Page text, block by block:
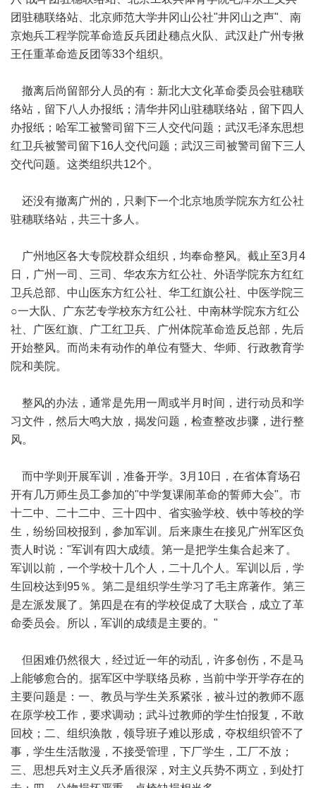
团驻穗联络站、北京师范大学井冈山公社"井冈山之声"、南
京炮兵工程学院革命造反兵团赴穗点火队、武汉赴广州专揪
王任重革命造反团等33个组织。
撤离后尚留部分人员的有：新北大文化革命委员会驻穗联
络站，留下八人办报纸；清华井冈山驻穗联络站，留下四人
办报纸；哈军工被警司留下三人交代问题；武汉毛泽东思想
红卫兵被警司留下16人交代问题；武汉三司被警司留下三人
交代问题。这类组织共12个。
还没有撤离广州的，只剩下一个北京地质学院东方红公社
驻穗联络站，共三十多人。
广州地区各大专院校群众组织，均奉命整风。截止至3月4
日，广州一司、三司、华农东方红公社、外语学院东方红红
卫兵总部、中山医东方红公社、华工红旗公社、中医学院三
○一大队、广东艺专学校东方红公社、中南林学院东方红公
社、广医红旗、广工红卫兵、广州体院革命造反总部，先后
开始整风。而尚未有动作的单位有暨大、华师、行政教育学
院和美院。
整风的办法，通常是先用一周或半月时间，进行动员和学
习文件，然后大鸣大放，揭发问题，检查整改步骤，进行整
风。
而中学则开展军训，准备开学。3月10日，在省体育场召
开有几万师生员工参加的"中学复课闹革命的誓师大会"。市
十二中、二十二中、三十四中、省实验学校、铁中等校的学
生，纷纷回校报到，参加军训。后来康生在接见广州军区负
责人时说："军训有四大成绩。第一是把学生集合起来了。
军训以前，一个学校十几个人，二十几个人。军训以后，学
生回校达到95％。第二是组织学生学习了毛主席著作。第三
是左派发展了。第四是在有的学校促成了大联合，成立了革
命委员会。所以，军训的成绩是主要的。"
但困难仍然很大，经过近一年的动乱，许多创伤，不是马
上能够愈合的。据军区中学联络员称，当前中学开学存在的
主要问题是：一、教员与学生关系紧张，被斗过的教师不愿
在原学校工作，要求调动；武斗过教师的学生怕报复，不敢
回校；二、组织涣散，领导班子难以形成，夺权组织管不了
事，学生生活散漫，不接受管理，下厂学生，工厂不放；
三、思想兵对主义兵矛盾很深，对主义兵势不两立，到处打